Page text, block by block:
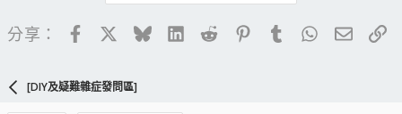
分享： FacebookBlueskyLinkedIn
Reddit PinterestTumblrWhatsApp
電子
[DIY及疑難雜症發問區]